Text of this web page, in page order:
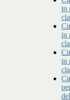
in
in
in